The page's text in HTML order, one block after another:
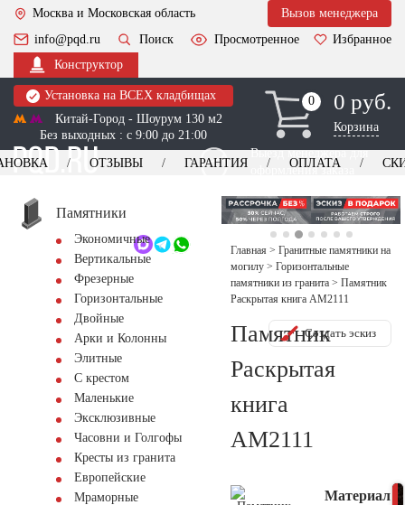
Москва и Московская область
Вызов менеджера
info@pqd.ru
Поиск Просмотренное
Избранное
Конструктор
Установка на ВСЕХ кладбищах
Китай-Город - Шоурум 130 м2
Без выходных : с 9:00 до 21:00
0
0 0 руб.
Корзина
Выезд менеджера для
оформления заказа
+7 (495) 518-44-23
Обратный звонок
ОТЗЫВЫ ГАРАНТИЯ ОПЛАТА
Памятники
Экономичные
Вертикальные
Фрезерные
Горизонтальные
Двойные
Арки и Колонны
Элитные
С крестом
Маленькие
Эксклюзивные
Часовни и Голгофы
Кресты из гранита
Европейские
Мраморные
Главная > Гранитные памятники на
могилу > Горизонтальные
памятники из гранита > Памятник
Раскрытая книга AM2111
Памятник
Раскрытая
книга
AM2111
Создать эскиз
Материал